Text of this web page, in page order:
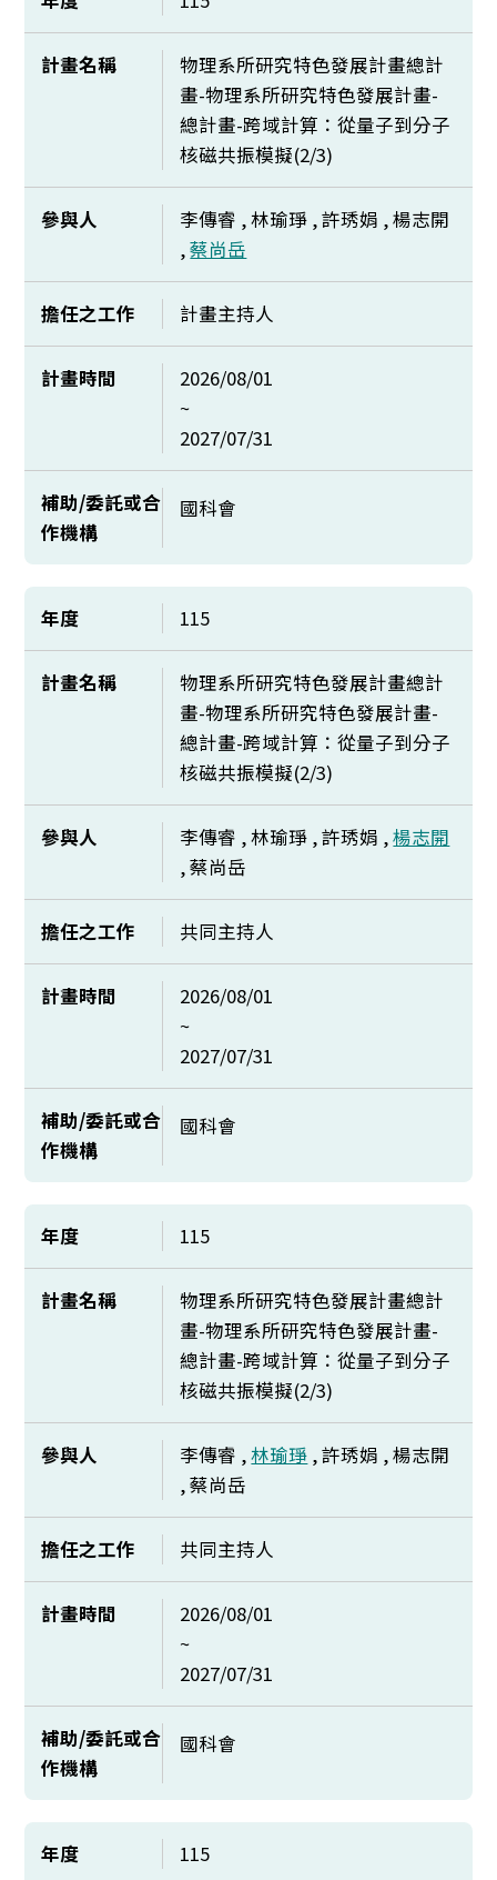
計畫名稱
物理系所研究特色發展計畫總計
畫-物理系所研究特色發展計畫-
總計畫-跨域計算：從量子到分子
核磁共振模擬(2/3)
參與人
李傳睿 , 林瑜琤 , 許琇娟 , 楊志開
,蔡尚岳
擔任之工作 計畫主持人
計畫時間
2026/08/01
~
2027/07/31
補助/委託或合
作機構
國科會
年度 115
計畫名稱
物理系所研究特色發展計畫總計
畫-物理系所研究特色發展計畫-
總計畫-跨域計算：從量子到分子
核磁共振模擬(2/3)
參與人 李傳睿 , 林瑜琤 , 許琇娟 ,楊志開
, 蔡尚岳
擔任之工作 共同主持人
計畫時間
2026/08/01
~
2027/07/31
補助/委託或合
作機構
國科會
年度 115
計畫名稱
物理系所研究特色發展計畫總計
畫-物理系所研究特色發展計畫-
總計畫-跨域計算：從量子到分子
核磁共振模擬(2/3)
參與人 李傳睿 ,林瑜琤 , 許琇娟 , 楊志開
, 蔡尚岳
擔任之工作 共同主持人
計畫時間
2026/08/01
~
2027/07/31
補助/委託或合
作機構
國科會
年度 115